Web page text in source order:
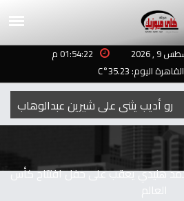
, 2026
01:54:22 م
القاهرة اليوم: 35.23°C
أديب يثني على شيرين عبدالوهاب
هنيدي يعقب على حفل افتتاح كأس
العالم